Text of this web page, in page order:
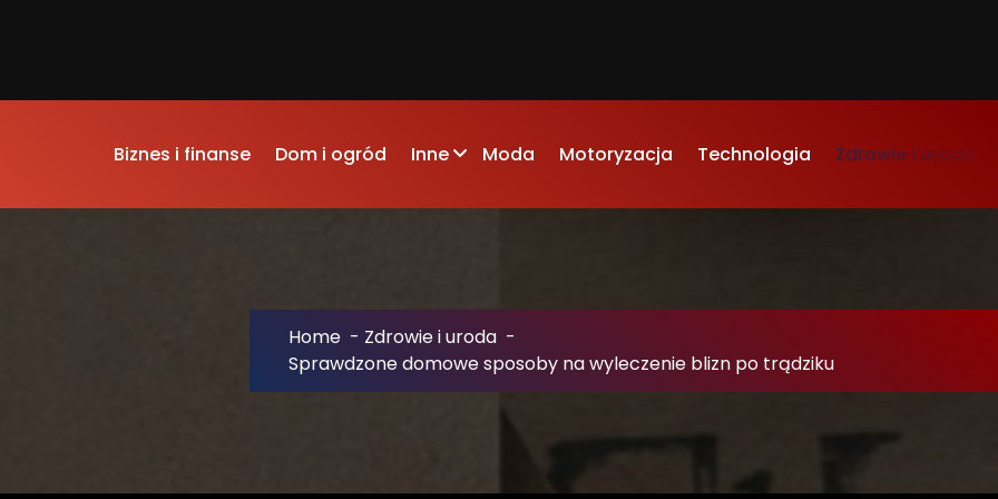
Biznes i finanse Dom i ogród Inne Moda Motoryzacja Technologia Zdrowie i uroda
Home - Zdrowie i uroda -
Sprawdzone domowe sposoby na wyleczenie blizn po trądziku